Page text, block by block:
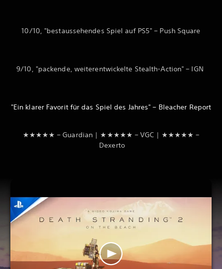
10/10, "bestaussehendes Spiel auf PS5" – Push Square
9/10, "packende, weiterentwickelte Stealth-Action" – IGN
"Ein klarer Favorit für das Spiel des Jahres" – Bleacher Report
★★★★★ – Guardian | ★★★★★ – VGC | ★★★★★ –
Dexerto